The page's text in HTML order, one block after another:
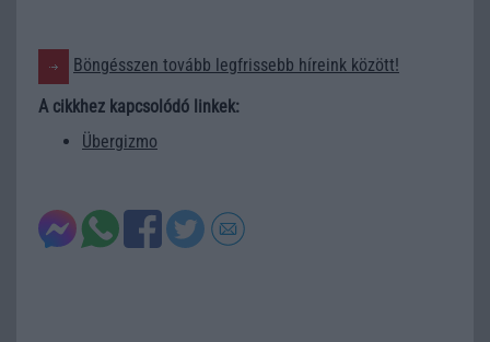
Böngésszen tovább legfrissebb híreink között!
A cikkhez kapcsolódó linkek:
Übergizmo